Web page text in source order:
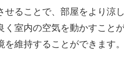
ることで、部屋をより涼
室内の空気を動かすことが
維持することができます。